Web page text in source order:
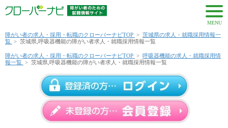
MENU
障がい者の求人・採用・転職のクローバーナビTOP > 茨城県の求人・就職採用情報一
覧 > 茨城県,呼吸器機能の障がい者求人・就職採用情報一覧
障がい者の求人・採用・転職のクローバーナビTOP > 呼吸器機能の求人・就職採用情
報一覧 > 茨城県,呼吸器機能の障がい者求人・就職採用情報一覧